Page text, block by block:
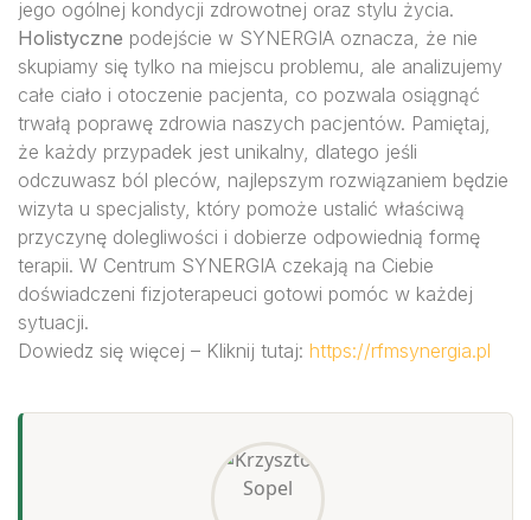
jego ogólnej kondycji zdrowotnej oraz stylu życia.
Holistyczne podejście w SYNERGIA oznacza, że nie
skupiamy się tylko na miejscu problemu, ale analizujemy
całe ciało i otoczenie pacjenta, co pozwala osiągnąć
trwałą poprawę zdrowia naszych pacjentów. Pamiętaj,
że każdy przypadek jest unikalny, dlatego jeśli
odczuwasz ból pleców, najlepszym rozwiązaniem będzie
wizyta u specjalisty, który pomoże ustalić właściwą
przyczynę dolegliwości i dobierze odpowiednią formę
terapii. W Centrum SYNERGIA czekają na Ciebie
doświadczeni fizjoterapeuci gotowi pomóc w każdej
sytuacji.
Dowiedz się więcej – Kliknij tutaj: https://rfmsynergia.pl